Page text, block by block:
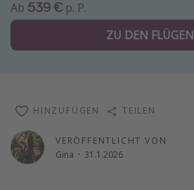
Abenteuerurlaub
Schönste Naturwunder der Welt
Digital Nomad Tipps
Ab 539 € p. P.
ZU DEN FLÜGEN
VERÖFFENTLICHT VON
Gina · 31.1.2026
HINZUFÜGEN TEILEN